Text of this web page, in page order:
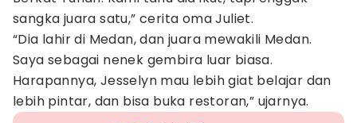
sangka juara satu,” cerita oma Juliet.
“Dia lahir di Medan, dan juara mewakili Medan.
Saya sebagai nenek gembira luar biasa.
Harapannya, Jesselyn mau lebih giat belajar dan
lebih pintar, dan bisa buka restoran,” ujarnya.